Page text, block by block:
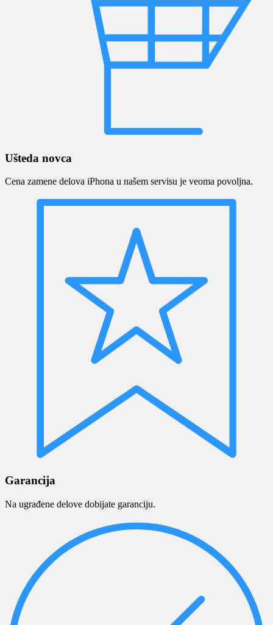
Ušteda novca
Cena zamene delova iPhona u našem servisu je veoma povoljna.
Garancija
Na ugrađene delove dobijate garanciju.